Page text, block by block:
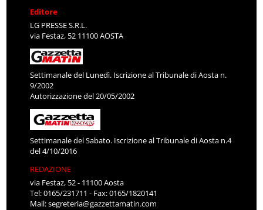
Editore
LG PRESSE S.R.L.
via Festaz, 52 11100 AOSTA
Settimanale del Lunedì. Iscrizione al Tribunale di Aosta n.
9/2002
Autorizzazione del 20/05/2002
Settimanale del Sabato. Iscrizione al Tribunale di Aosta n.4
del 4/10/2016
REDAZIONE
via Festaz, 52 - 11100 Aosta
Tel: 0165/231711 - Fax: 0165/1820141
Mail:segreteria@gazzettamatin.com